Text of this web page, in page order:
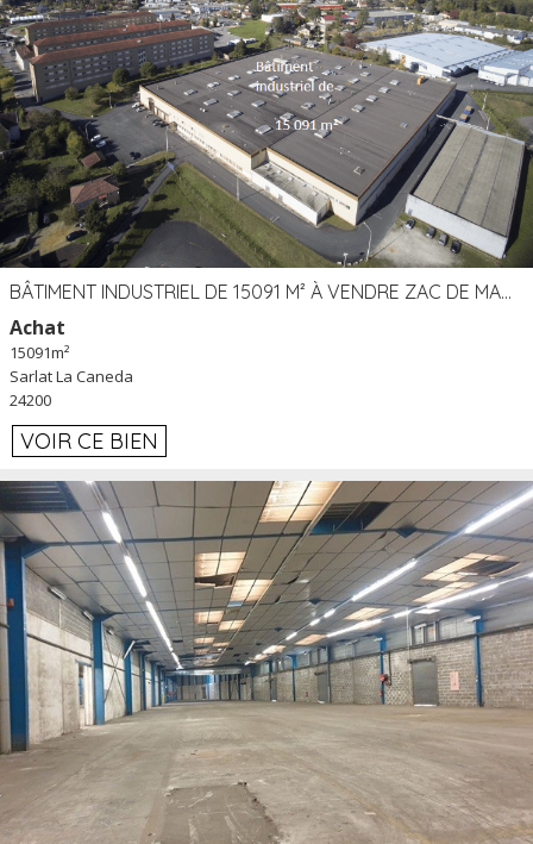
BÂTIMENT INDUSTRIEL DE 15091 M² À VENDRE ZAC DE MADRAZÈS À SARLAT (24)
Achat
15091m²
Sarlat La Caneda
24200
VOIR CE BIEN